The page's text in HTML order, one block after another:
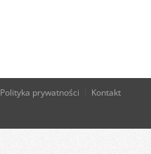
Polityka prywatności Kontakt